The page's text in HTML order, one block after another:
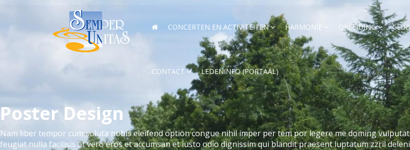
CONCERTEN EN ACTIVITEITEN HARMONIE OPLEIDING
CONTACT LEDENINFO (PORTAAL)
Poster Design
Nam liber tempor cum soluta nobis eleifend option congue nihil imper per tem por legere me doming
feugiat nulla facilisis at vero eros et accumsan et iusto odio dignissim qui blandit praesent luptatum zzril